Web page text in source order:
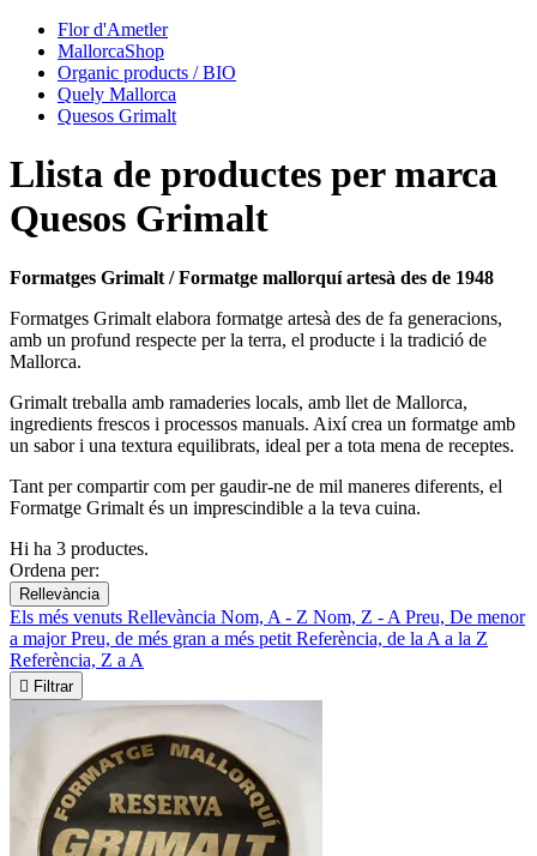
Flor d'Ametler
MallorcaShop
Organic products / BIO
Quely Mallorca
Quesos Grimalt
Llista de productes per marca
Quesos Grimalt
Formatges Grimalt / Formatge mallorquí artesà des de 1948
Formatges Grimalt elabora formatge artesà des de fa generacions,
amb un profund respecte per la terra, el producte i la tradició de
Mallorca.
Grimalt treballa amb ramaderies locals, amb llet de Mallorca,
ingredients frescos i processos manuals. Així crea un formatge amb
un sabor i una textura equilibrats, ideal per a tota mena de receptes.
Tant per compartir com per gaudir-ne de mil maneres diferents, el
Formatge Grimalt és un imprescindible a la teva cuina.
Hi ha 3 productes.
Ordena per:
Rellevància
Els més venuts Rellevància Nom, A - Z Nom, Z - A Preu, De menor
a majorPreu, de més gran a més petit Referència, de la A a la Z
Referència, Z a A
 Filtrar